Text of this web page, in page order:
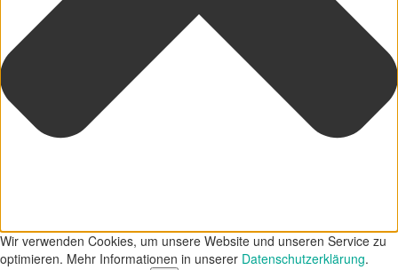
Wir verwenden Cookies, um unsere Website und unseren Service zu
optimieren. Mehr Informationen in unserer Datenschutzerklärung.